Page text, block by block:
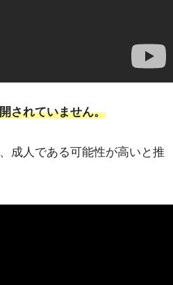
されていません。
成人である可能性が高いと推